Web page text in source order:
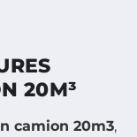
20M³
camion 20m3,